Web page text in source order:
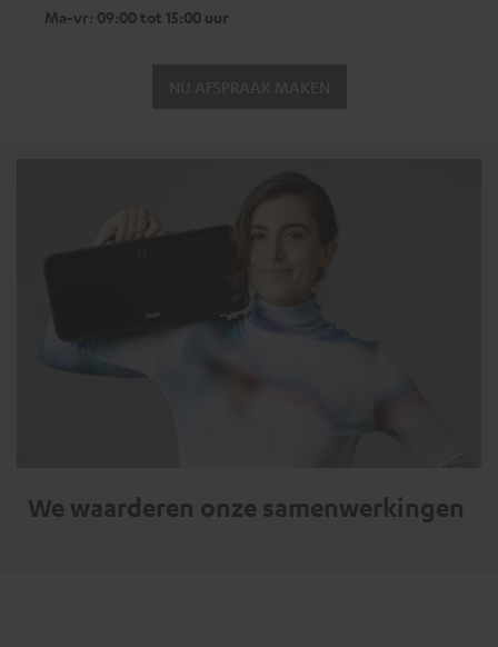
Ma-vr: 09:00 tot 15:00 uur
We waarderen onze samenwerkingen